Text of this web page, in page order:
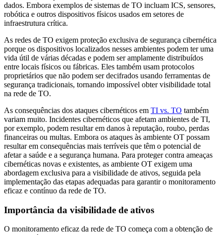
dados. Embora exemplos de sistemas de TO incluam ICS, sensores,
robótica e outros dispositivos físicos usados em setores de
infraestrutura crítica.
As redes de TO exigem proteção exclusiva de segurança cibernética
porque os dispositivos localizados nesses ambientes podem ter uma
vida útil de várias décadas e podem ser amplamente distribuídos
entre locais físicos ou fábricas. Eles também usam protocolos
proprietários que não podem ser decifrados usando ferramentas de
segurança tradicionais, tornando impossível obter visibilidade total
na rede de TO.
As consequências dos ataques cibernéticos em TI vs. TO também
variam muito. Incidentes cibernéticos que afetam ambientes de TI,
por exemplo, podem resultar em danos à reputação, roubo, perdas
financeiras ou multas. Embora os ataques às ambiente OT possam
resultar em consequências mais terríveis que têm o potencial de
afetar a saúde e a segurança humana. Para proteger contra ameaças
cibernéticas novas e existentes, as ambiente OT exigem uma
abordagem exclusiva para a visibilidade de ativos, seguida pela
implementação das etapas adequadas para garantir o monitoramento
eficaz e contínuo da rede de TO.
Importância da visibilidade de ativos
O monitoramento eficaz da rede de TO começa com a obtenção de